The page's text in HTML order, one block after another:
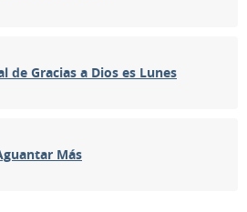
de Gracias a Dios es Lunes
Más